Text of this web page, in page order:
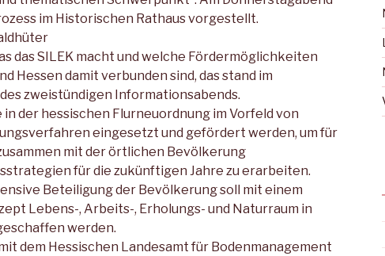
im Historischen Rathaus vorgestellt.
das SILEK macht und welche Fördermöglichkeiten
Hessen damit verbunden sind, das stand im
zweistündigen Informationsabends.
in der hessischen Flurneuordnung im Vorfeld von
eingesetzt und gefördert werden, um für
mit der örtlichen Bevölkerung
für die zukünftigen Jahre zu erarbeiten.
Beteiligung der Bevölkerung soll mit einem
Lebens-, Arbeits-, Erholungs- und Naturraum in
werden.
dem Hessischen Landesamt für Bodenmanagement